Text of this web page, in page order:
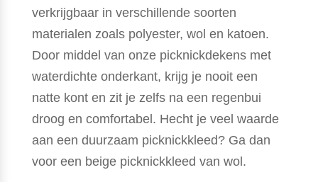
verkrijgbaar in verschillende soorten
materialen zoals polyester, wol en katoen.
Door middel van onze picknickdekens met
waterdichte onderkant, krijg je nooit een
natte kont en zit je zelfs na een regenbui
droog en comfortabel. Hecht je veel waarde
aan een duurzaam picknickkleed? Ga dan
voor een beige picknickkleed van wol.